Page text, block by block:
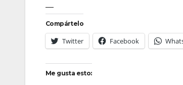
—
Compártelo
Twitter Facebook
Me gusta esto: